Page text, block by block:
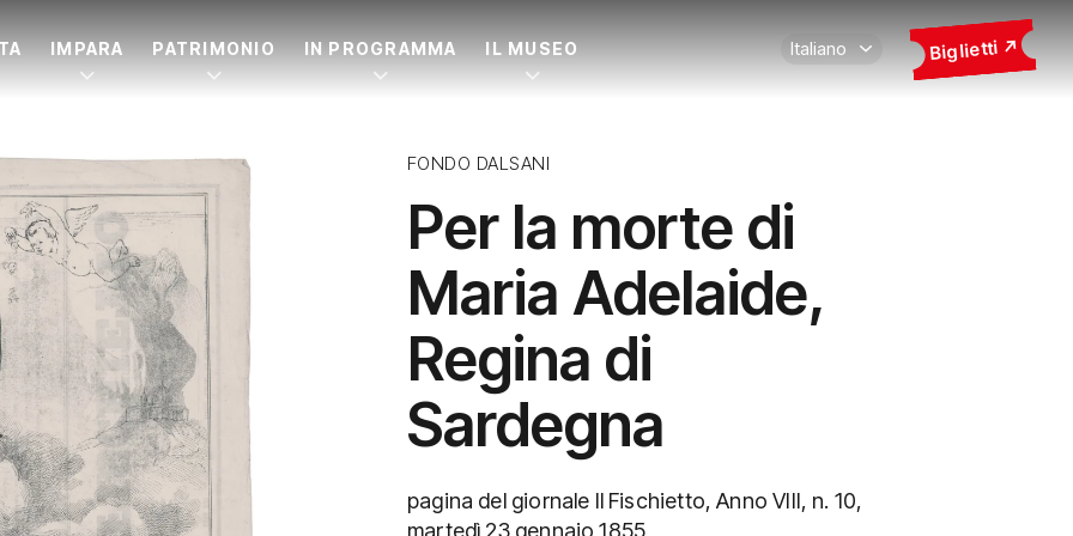
IMPARA PATRIMONIO IN PROGRAMMA IL MUSEO Biglietti
FONDO DALSANI
Per la morte di
Maria Adelaide,
Regina di
Sardegna
pagina del giornale Il Fischietto, Anno VIII, n. 10,
martedì 23 gennaio 1855